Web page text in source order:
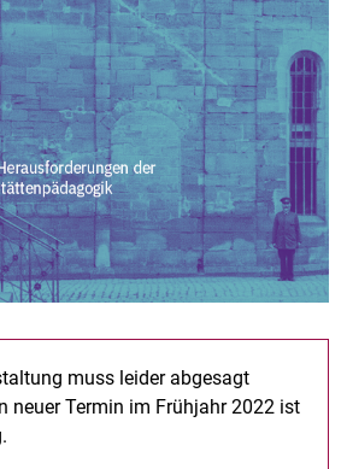
muss leider abgesagt
neuer Termin im Frühjahr 2022 ist